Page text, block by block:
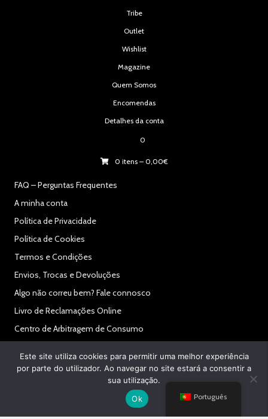
Tribe
Outlet
Wishlist
Magazine
Quem Somos
Encomendas
Detalhes da conta
0
0 itens– 0,00€
FAQ – Perguntas Frequentes
A minha conta
Política de Privacidade
Política de Cookies
Termos e Condições
Envios, Trocas e Devoluções
Algo não correu bem? Fale connosco
Livro de Reclamações Online
Centro de Arbitragem de Consumo
Secure Payments:
Português
Este site utiliza cookies para permitir uma melhor experiência
por parte do utilizador. Ao navegar no site estará a consentir a
sua utilização.
Ok